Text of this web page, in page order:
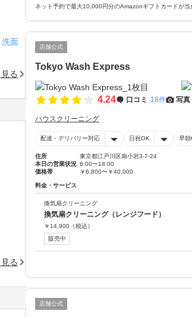
ネット予約で最大10,000円分のAmazonギフトカードが当
店舗公式
Tokyo Wash Express
4.24 口コミ 18件 写真
ハウスクリーニング
配達・デリバリー対応 日祝OK 早朝
住所
東京都江戸川区南小岩3-7-24
本日の営業状況 6:00〜18:00
価格帯
￥6,800〜￥40,000
料金・サービス
換気扇クリーニング
換気扇クリーニング（レンジフード）
￥ 14,900 （税込）
販売中
店舗公式
洗面
る
る